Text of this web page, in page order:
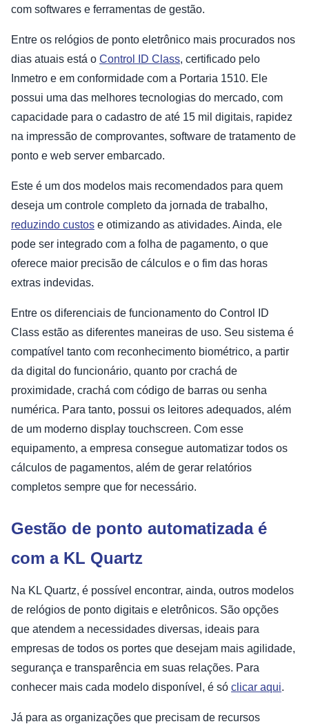
com softwares e ferramentas de gestão.
Entre os relógios de ponto eletrônico mais procurados nos
dias atuais está o Control ID Class, certificado pelo
Inmetro e em conformidade com a Portaria 1510. Ele
possui uma das melhores tecnologias do mercado, com
capacidade para o cadastro de até 15 mil digitais, rapidez
na impressão de comprovantes, software de tratamento de
ponto e web server embarcado.
Este é um dos modelos mais recomendados para quem
deseja um controle completo da jornada de trabalho,
reduzindo custos e otimizando as atividades. Ainda, ele
pode ser integrado com a folha de pagamento, o que
oferece maior precisão de cálculos e o fim das horas
extras indevidas.
Entre os diferenciais de funcionamento do Control ID
Class estão as diferentes maneiras de uso. Seu sistema é
compatível tanto com reconhecimento biométrico, a partir
da digital do funcionário, quanto por crachá de
proximidade, crachá com código de barras ou senha
numérica. Para tanto, possui os leitores adequados, além
de um moderno display touchscreen. Com esse
equipamento, a empresa consegue automatizar todos os
cálculos de pagamentos, além de gerar relatórios
completos sempre que for necessário.
Gestão de ponto automatizada é
com a KL Quartz
Na KL Quartz, é possível encontrar, ainda, outros modelos
de relógios de ponto digitais e eletrônicos. São opções
que atendem a necessidades diversas, ideais para
empresas de todos os portes que desejam mais agilidade,
segurança e transparência em suas relações. Para
conhecer mais cada modelo disponível, é só clicar aqui.
Já para as organizações que precisam de recursos